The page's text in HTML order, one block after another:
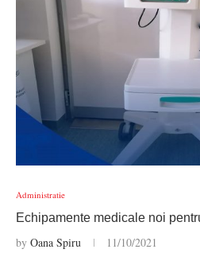
Administratie
Echipamente medicale noi
by Oana Spiru 11/10/2021